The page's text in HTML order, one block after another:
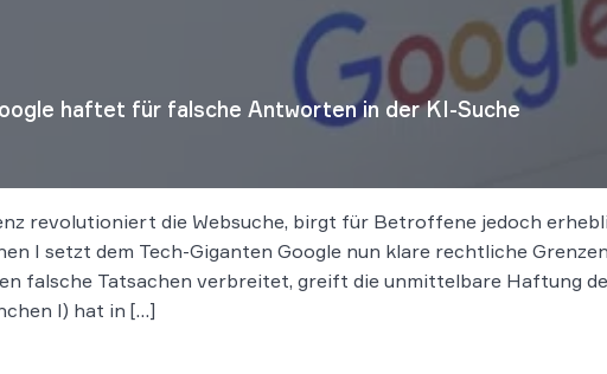
haftet für falsche Antworten in der KI-Suche
revolutioniert die Websuche, birgt für Betroffene jedoch
I setzt dem Tech-Giganten Google nun klare rechtliche
falsche Tatsachen verbreitet, greift die unmittelbare Haftung
I) hat in […]